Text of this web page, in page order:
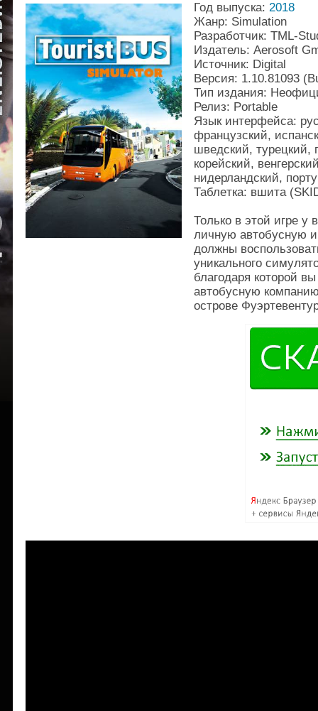
Год выпуска: 2018
Жанр: Simulation
Разработчик: TML-
Издатель: Aerosoft
Источник: Digital
Версия: 1.10.81093
Тип издания:
Релиз: Portable
Язык интерфейса:
французский,
шведский, турецкий,
корейский,
нидерландский,
Таблeтка: вшита
Только в этой игре у
личную автобусную
должны
уникального
благодаря которой
автобусную
острове